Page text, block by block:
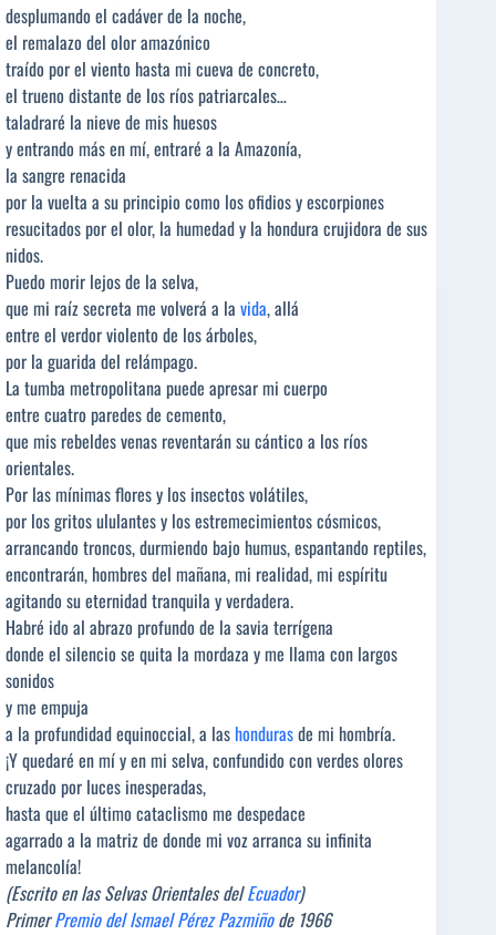
desplumando el cadáver de la noche,
el remalazo del olor amazónico
traído por el viento hasta mi cueva de concreto,
el trueno distante de los ríos patriarcales…
taladraré la nieve de mis huesos
y entrando más en mí, entraré a la Amazonía,
la sangre renacida
por la vuelta a su principio como los ofidios y escorpiones
resucitados por el olor, la humedad y la hondura crujidora de sus
nidos.
Puedo morir lejos de la selva,
que mi raíz secreta me volverá a la vida, allá
entre el verdor violento de los árboles,
por la guarida del relámpago.
La tumba metropolitana puede apresar mi cuerpo
entre cuatro paredes de cemento,
que mis rebeldes venas reventarán su cántico a los ríos
orientales.
Por las mínimas flores y los insectos volátiles,
por los gritos ululantes y los estremecimientos cósmicos,
arrancando troncos, durmiendo bajo humus, espantando reptiles,
encontrarán, hombres del mañana, mi realidad, mi espíritu
agitando su eternidad tranquila y verdadera.
Habré ido al abrazo profundo de la savia terrígena
donde el silencio se quita la mordaza y me llama con largos
sonidos
y me empuja
a la profundidad equinoccial, a las hondurasde mi hombría.
¡Y quedaré en mí y en mi selva, confundido con verdes olores
cruzado por luces inesperadas,
hasta que el último cataclismo me despedace
agarrado a la matriz de donde mi voz arranca su infinita
melancolía!
(Escrito en las Selvas Orientales delEcuador)
PrimerPremio del Ismael Pérez Pazmiñode 1966